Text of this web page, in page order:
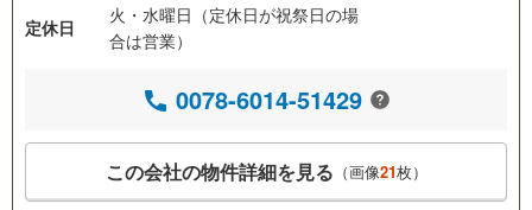
定休日
火・水曜日（定休日が祝祭日の場
合は営業）
0078-6014-51429
この会社の物件詳細を見る （画像21枚）